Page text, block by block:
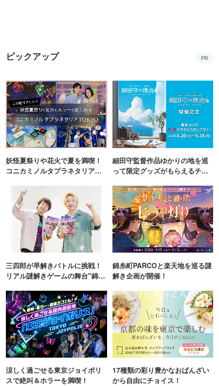
ピックアップ PR
妖怪夏祭りや花火で夏を満喫！
コニカミノルタプラネタリア
細田守監督作品ゆかりの地を巡
って限定グッズがもらえるチャ
三四郎が早解きバトルに挑戦！
リアル謎解きゲームの舞台"錦糸
錦糸町PARCOと楽天地を巡る謎
解き企画が開催！
涼しく過ごせる東京ジョイポリ
スで絶叫＆ホラーを満喫！
17種類の彩り豊かなおばんざい
から自由にチョイス！